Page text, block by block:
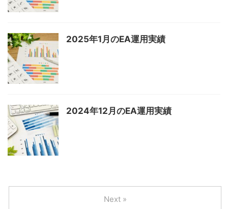
2025年1月のEA運用実績
2024年12月のEA運用実績
Next »